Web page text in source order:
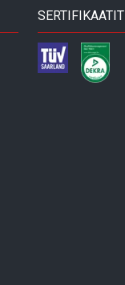
SERTIFIKAATIT